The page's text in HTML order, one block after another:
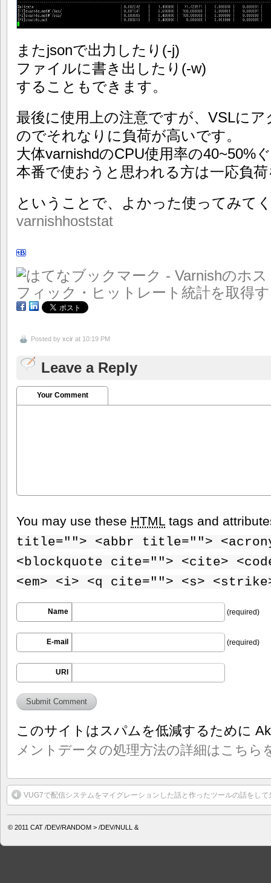
またjsonで出力したり(-j)
ファイルに書き出したり(-w)
することもできます。
最後に使用上の注意ですが、VSLに
のでそれなりに負荷が高いです。
大体varnishdのCPU使用率の40~50%
本番で使おうと思われる方は一応負
ということで、よかった使ってみて
varnishhoststat
Posted by xcir at 10:19 PM
Leave a Reply
Your Comment
You may use these HTML tags and
title=""> <abbr title="">
<blockquote cite=""> <cite>
<em> <i> <q cite=""> <s>
Name (required)
E-mail (required)
URI
このサイトはスパムを低減するために
メントデータの処理方法の詳細はこちら
VUG7で配信システムをマイグレーションした話と作ったツールの話をして
© 2011 CAT /DEV/RANDOM > /DEV/NULL &